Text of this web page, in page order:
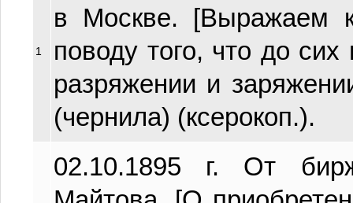
1
в Москве. [Выражаем
поводу того, что до
разряжении и
(чернила) (ксерокоп.).
02.10.1895 г. От